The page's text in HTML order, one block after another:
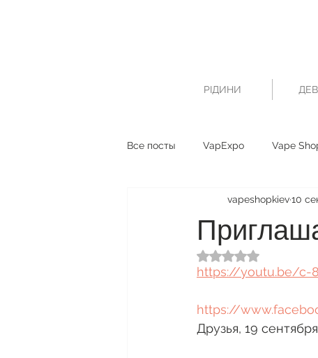
РІДИНИ
Все посты VapExpo Vape
vapeshopkiev10
Оценка: не число из
https://youtu.be/c-
https://
Друзья, 19